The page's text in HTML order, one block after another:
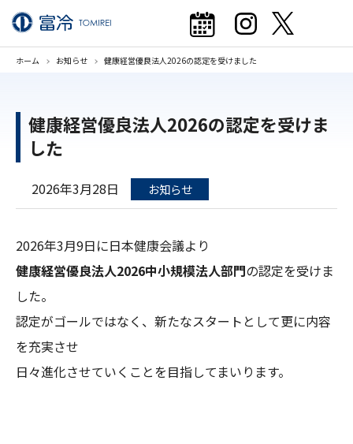
ホーム お知らせ 健康経営優良法人2026の認定を受けました
健康経営優良法人2026の認定を受けま
した
2026年3月28日 お知らせ
2026年3月9日に日本健康会議より
健康経営優良法人2026中小規模法人部門の認定を受けま
した。
認定がゴールではなく、新たなスタートとして更に内容
を充実させ
日々進化させていくことを目指してまいります。